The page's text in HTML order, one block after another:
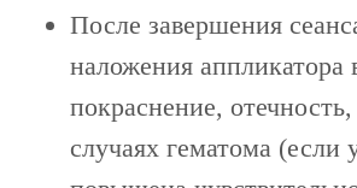
После завершения
наложения аппликатора
покраснение,
случаях гематома (если